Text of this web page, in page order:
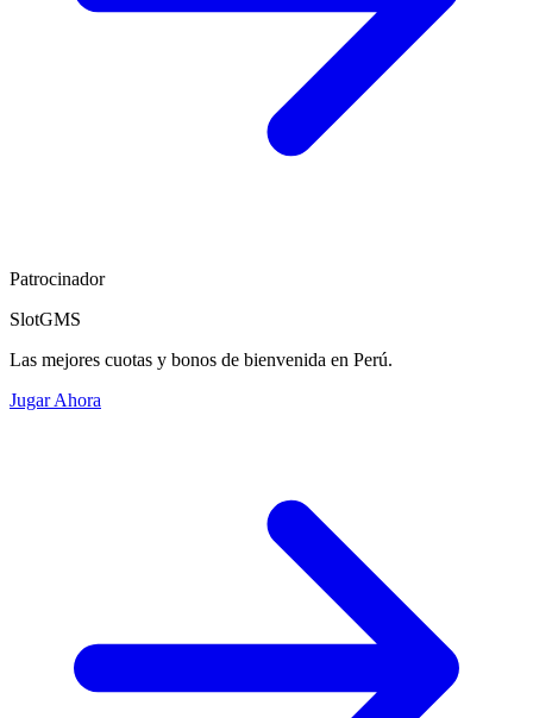
Patrocinador
SlotGMS
Las mejores cuotas y bonos de bienvenida en Perú.
Jugar Ahora